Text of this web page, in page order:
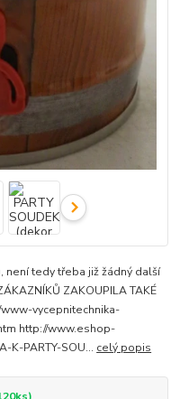
není tedy třeba již žádný další
ZAKOUPILA TAKÉ
www-vycepnitechnika-
http://www.eshop-
K-PARTY-SOU... celý popis